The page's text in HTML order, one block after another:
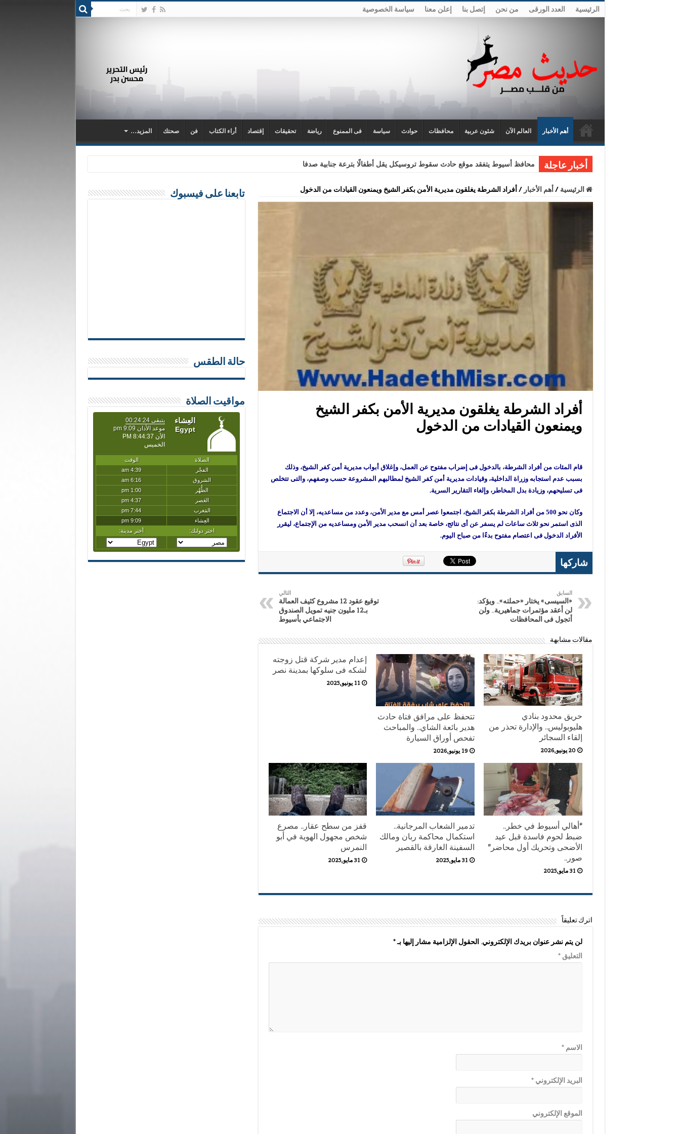
الرئيسية العدد الورقى من نحن إتصل بنا إعلن معنا سياسة الخصوصية
أهم الأخبار العالم الآن شئون عربية محافظات حوادث سياسة فى الممنوع رياضة تحقيقات إقتصاد أراء الكتاب فن صحتك المزيد…
أخبار عاجلة محافظ أسيوط يتفقد موقع حادث سقوط تروسيكل يقل أطفالًا بترعة جنابية صدفا
الرئيسية /أهم الأخبار /أفراد الشرطة يغلقون مديرية الأمن بكفر الشيخ ويمنعون القيادات من الدخول
أفراد الشرطة يغلقون مديرية الأمن بكفر الشيخ
ويمنعون القيادات من الدخول
قام المئات من أفراد الشرطة، بالدخول فى إضراب مفتوح عن العمل، وإغلاق أبواب مديرية أمن كفر الشيخ، وذلك
بسبب عدم استجابه وزراة الداخلية، وقيادات مديرية أمن كفر الشيخ لمطالبهم المشروعة حسب وصفهم، والتى تتخلص
فى تسليحهم، وزيادة بدل المخاطر، وإلغاء التقارير السرية.
وكان نحو 500 من أفراد الشرطة بكفر الشيخ، اجتمعوا عصر أمس مع مدير الأمن، وعدد من مساعديه، إلا أن الاجتماع
الذى استمر نحو ثلاث ساعات لم يسفر عن أى نتائج، خاصة بعد أن انسحب مدير الأمن ومساعديه من الإجتماع، ليقرر
الأفراد الدخول فى اعتصام مفتوح بدءًا من صباح اليوم.
شاركها
السابق
«السيسى» يختار «حملته».. ويؤكد:
لن أعقد مؤتمرات جماهيرية.. ولن
أتجول فى المحافظات
التالي
توقيع عقود 12 مشروع كثيف العمالة
بـ12 مليون جنيه تمويل الصندوق
الاجتماعي بأسيوط
مقالات مشابهة
حريق محدود بنادي
هليوبوليس.. والإدارة تحذر من
إلقاء السجائر
20 يونيو,2026
تتحفظ على مرافق فتاة حادث
هدير بائعة الشاي.. والمباحث
تفحص أوراق السيارة
19 يونيو,2026
إعدام مدير شركة قتل زوجته
لشكه فى سلوكها بمدينة نصر
11 يونيو,2025
“أهالي أسيوط في خطر..
ضبط لحوم فاسدة قبل عيد
الأضحى وتحريك أول محاضر”
صور..
31 مايو,2025
تدمير الشعاب المرجانية..
استكمال محاكمة ربان ومالك
السفينة الغارقة بالقصير
31 مايو,2025
قفز من سطح عقار.. مصرع
شخص مجهول الهوية في أبو
النمرس
31 مايو,2025
اترك تعليقاً
لن يتم نشر عنوان بريدك الإلكتروني. الحقول الإلزامية مشار إليها بـ*
التعليق*
الاسم*
البريد الإلكتروني*
الموقع الإلكتروني
تابعنا على فيسبوك
حالة الطقس
مواقيت الصلاة